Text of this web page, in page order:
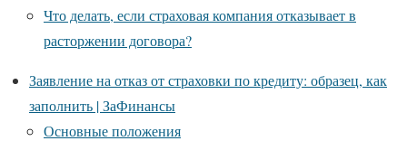
Что делать, если страховая компания отказывает в
расторжении договора?
Заявление на отказ от страховки по кредиту: образец, как
заполнить | ЗаФинансы
Основные положения